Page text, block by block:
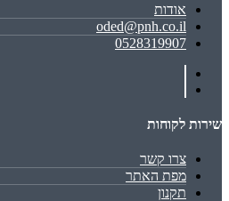
אודות
oded@pnh.co.il
0528319907
שירות לקוחות
צרו קשר
מפת האתר
תקנון